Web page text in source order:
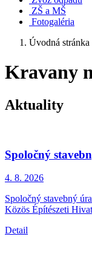
ZŠ a MŠ
Fotogaléria
Úvodná stránka
Kravany
Aktuality
Spoločný
4. 8. 2026
Spoločný stavebný
Közös Építészeti
Detail